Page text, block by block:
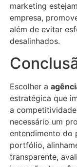
marketing
empresa,
além de evitar
desalinhados.
Escolher a
estratégica que
a
necessário um
entendimento do
portfólio,
transparente,